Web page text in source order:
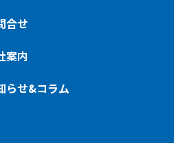
合せ
案内
らせ&コラム